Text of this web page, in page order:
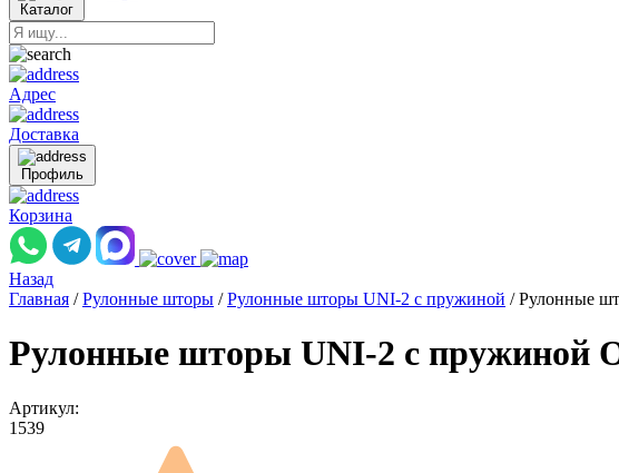
Каталог
Адрес
Доставка
Профиль
Корзина
Назад
Главная / Рулонные шторы / Рулонные шторы UNI-2 с пружиной / Рулонные
Рулонные шторы UNI-2 с
Артикул:
1539